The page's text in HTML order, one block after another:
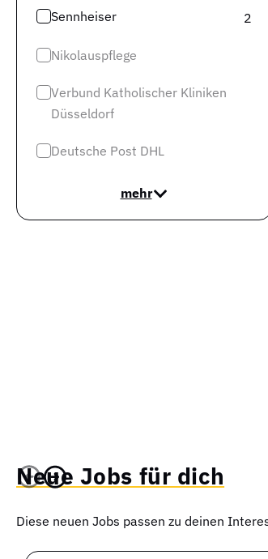
Sennheiser 2
Nikolauspflege
Verbund Katholischer Kliniken
Düsseldorf
Deutsche Post DHL
mehr
Neue Jobs für dich
Diese neuen Jobs passen zu deinen